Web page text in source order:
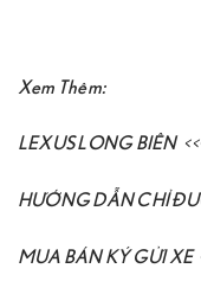
Xem Thêm:
LEXUS LONG BIÊN
HƯỚNG DẪN CHỈ
MUA BÁN KÝ GỬI XE